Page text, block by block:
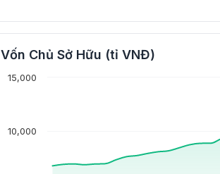
Vốn Chủ Sở Hữu (tỉ VNĐ)
10,000
15,000